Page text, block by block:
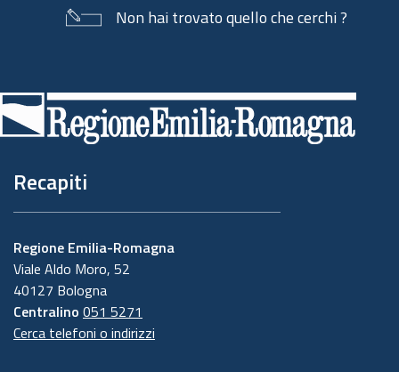
Non hai trovato quello che cerchi ?
di
pagina
Recapiti
Regione Emilia-Romagna
Viale Aldo Moro, 52
40127 Bologna
Centralino 051 5271
Cerca telefoni o indirizzi